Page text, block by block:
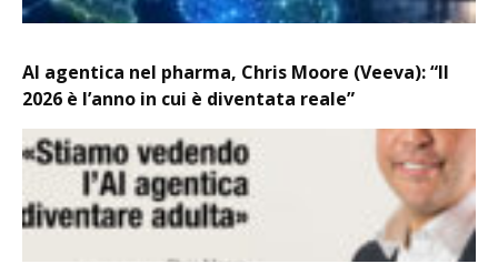
AI agentica nel pharma, Chris Moore (Veeva): “Il
2026 è l’anno in cui è diventata reale”